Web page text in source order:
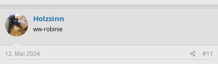
Holzsinn
ww-robinie
12. Mai 2024 #11